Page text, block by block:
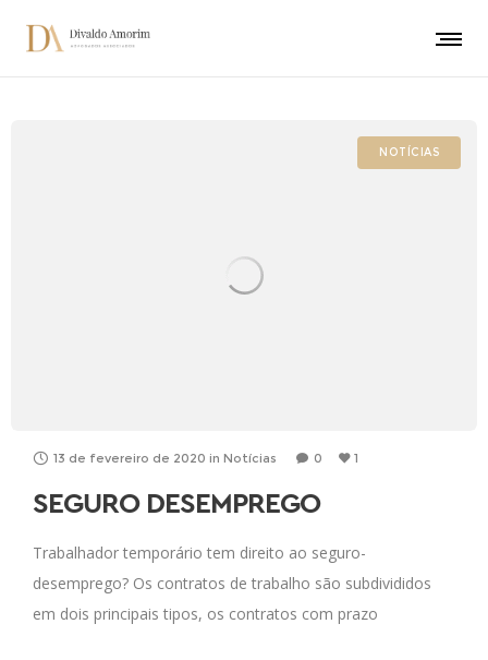
NOTÍCIAS
13 de fevereiro de 2020 in Notícias 0 1
SEGURO DESEMPREGO
Trabalhador temporário tem direito ao seguro-
desemprego? Os contratos de trabalho são subdivididos
em dois principais tipos, os contratos com prazo